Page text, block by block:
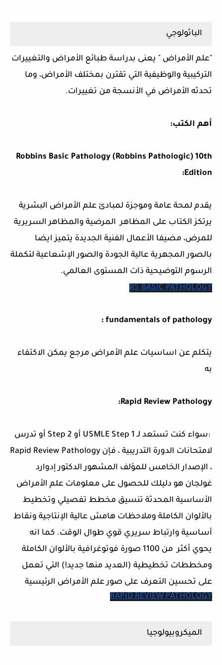
الباثولوجي
"علم الأمراض " يعنى بدراسة طبائع الأمراض والتغييرات
التركيبية والوظيفية التي تقترن بمختلف الأمراض، وما
تحدثه الأمراض في الأنسجة من تغييرات.
أهم الكتب:
Robbins Basic Pathology (Robbins Pathologic) 10th
Edition:
يقدم لمحة عامة وموجزة لمبادئ علم الأمراض البشرية
يرتكز الكتاب على المظاهر المرضية والمظاهر السريرية
للمرض، مضيفا الأعمال الفنية الجديدة يتميز ايضا
بالصور المجهرية عالية الجودة والصور الإشعاعية لتكملة
الرسوم التوضيحية ذات المستوى العالمي.
RS BASIC PATHOLOGY
fundamentals of pathology :
يتكلم عن اساسيات علم الأمراض مرجع يمكن الاكتفاء
به
Rapid Review Pathology:
:سواء كنت تستعد لـ USMLE Step 1 أو Step 2 أو تدرس
لامتحانات الدورة التدريبية ، فإن Rapid Review Pathology
، الإصدار الخامس للمؤلف المشهور الدكتور إدوارد
غولجان هو دليلك للحصول على معلومات علم الأمراض
الأساسية المحدثة تنسيق مخطط تفصيلي وتخطيط
بالألوان الكاملة وملاحظات هامش عالية الإنتاجية ونقاط
أساسية وارتباط سريري قوي طوال الوقت. كما انه
يحوي أكثر من 1100 صورة فوتوغرافية بالألوان الكاملة
ومخططات تخطيطية (العديد منها جديد!) التي تعمل
على تحسين التعرف على صور علم الأمراض الرئيسية
RAPID REVIEW PATHOLOGY
الميكروبيولوجيا